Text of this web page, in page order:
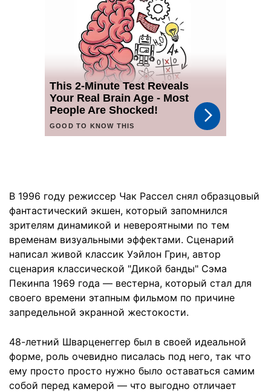
В 1996 году режиссер Чак Рассел снял образцовый
фантастический экшен, который запомнился
зрителям динамикой и невероятными по тем
временам визуальными эффектами. Сценарий
написал живой классик Уэйлон Грин, автор
сценария классической "Дикой банды" Сэма
Пекинпа 1969 года — вестерна, который стал для
своего времени этапным фильмом по причине
запредельной экранной жестокости.
48-летний Шварценеггер был в своей идеальной
форме, роль очевидно писалась под него, так что
ему просто просто нужно было оставаться самим
собой перед камерой — что выгодно отличает